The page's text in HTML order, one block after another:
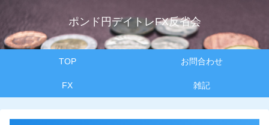
ポンド円デイトレFX反省会
TOP お問合わせ
FX 雑記